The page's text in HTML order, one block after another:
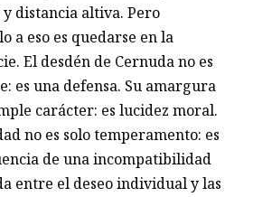
distancia altiva. Pero
a eso es quedarse en la
El desdén de Cernuda no es
es una defensa. Su amargura
carácter: es lucidez moral.
no es solo temperamento: es
de una incompatibilidad
entre el deseo individual y las